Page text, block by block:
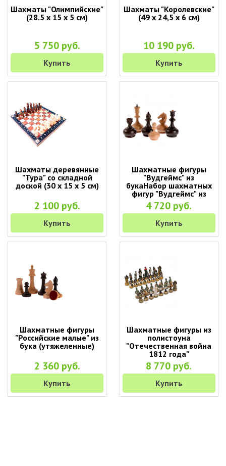
Шахматы "Олимпийские"
(28.5 х 15 х 5 см)
5 750 руб.
Купить
Шахматы "Королевские"
(49 х 24,5 х 6 см)
10 190 руб.
Купить
Шахматы деревянные
"Тура" со складной
доской (30 х 15 х 5 см)
2 100 руб.
Купить
Шахматные фигуры
"Вудгеймс" из
букаНабор шахматных
фигур "Вудгеймс" из
бука (без доски)
4 720 руб.
Купить
Шахматные фигуры
"Российские малые" из
бука (утяжеленные)
2 360 руб.
Купить
Шахматные фигуры из
полистоуна
"Отечественная война
1812 года"
8 770 руб.
Купить